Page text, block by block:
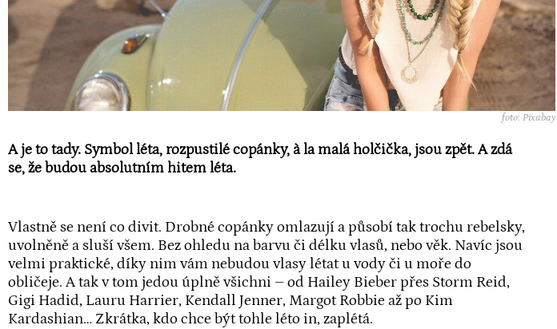
foto: Pixabay
A je to tady. Symbol léta, rozpustilé copánky, à la malá holčička, jsou zpět. A zdá
se, že budou absolutním hitem léta.
Vlastně se není co divit. Drobné copánky omlazují a působí tak trochu rebelsky,
uvolněně a sluší všem. Bez ohledu na barvu či délku vlasů, nebo věk. Navíc jsou
velmi praktické, díky nim vám nebudou vlasy létat u vody či u moře do
obličeje. A tak v tom jedou úplně všichni – od Hailey Bieber přes Storm Reid,
Gigi Hadid, Lauru Harrier, Kendall Jenner, Margot Robbie až po Kim
Kardashian… Zkrátka, kdo chce být tohle léto in, zaplétá.